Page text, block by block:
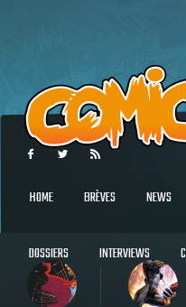
HOME BRÈVES NEWS
DOSSIERS INTERVIEWS